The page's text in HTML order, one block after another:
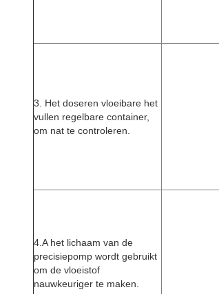
3. Het doseren vloeibare het
vullen regelbare container,
om nat te controleren.
4.A het lichaam van de
precisiepomp wordt gebruikt
om de vloeistof
nauwkeuriger te maken.